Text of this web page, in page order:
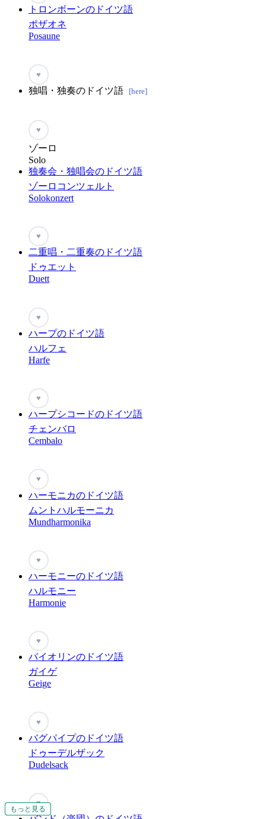
もっと見る
もっと見る
もっと見る
トロンボーンのドイツ語
ポザオネ
Posaune
♥
独唱・独奏のドイツ語 [here]
♥
ゾーロ
Solo
独奏会・独唱会のドイツ語
ゾーロコンツェルト
Solokonzert
♥
二重唱・二重奏のドイツ語
ドゥエット
Duett
♥
ハープのドイツ語
ハルフェ
Harfe
♥
ハープシコードのドイツ語
チェンバロ
Cembalo
♥
ハーモニカのドイツ語
ムントハルモーニカ
Mundharmonika
♥
ハーモニーのドイツ語
ハルモニー
Harmonie
♥
バイオリンのドイツ語
ガイゲ
Geige
♥
バグパイプのドイツ語
ドゥーデルザック
Dudelsack
♥